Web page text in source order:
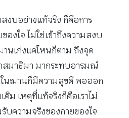
สงบอย่างแท้จริง ก็คือการ
องใจ ไม่ใช่เข้าถึงความสงบ
านเก่งแค่ไหนก็ตาม ถึงจุด
มาธิมา มากระทบอารมณ์
นฌานก็มีความสุขดี พอออก
ม เหตุที่แท้จริงก็คือเราไม่
ความจริงของกายของใจ